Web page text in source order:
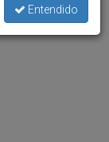
Entendido